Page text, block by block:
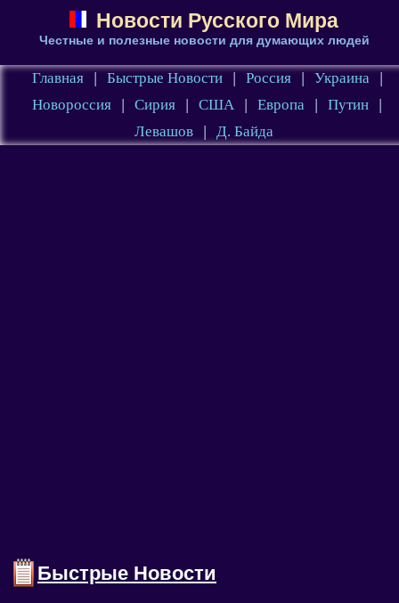
Новости Русского Мира
Честные и полезные новости для думающих людей
Главная | Быстрые Новости | Россия | Украина
|
Новороссия
| Сирия | США | Европа | Путин
|
Левашов
| Д. Байда
Быстрые Новости